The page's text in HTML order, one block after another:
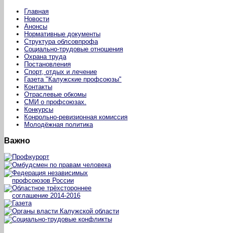
Главная
Новости
Анонсы
Нормативные документы
Структура облсовпрофа
Социально-трудовые отношения
Охрана труда
Постановления
Спорт, отдых и лечение
Газета "Калужские профсоюзы"
Контакты
Отраслевые обкомы
СМИ о профсоюзах.
Конкурсы
Конрольно-ревизионная комиссия
Молодёжная политика
Важно